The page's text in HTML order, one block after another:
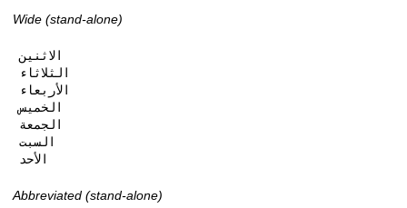
Wide (stand-alone)
الاثنين
الثلاثاء
الأربعاء
الخميس
الجمعة
السبت
الأحد
Abbreviated (stand-alone)